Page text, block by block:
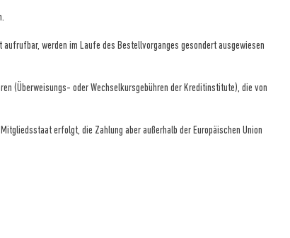
werden im Laufe des Bestellvorganges gesondert ausgewiesen
(Überweisungs- oder Wechselkursgebühren der Kreditinstitute), die von
erfolgt, die Zahlung aber außerhalb der Europäischen Union